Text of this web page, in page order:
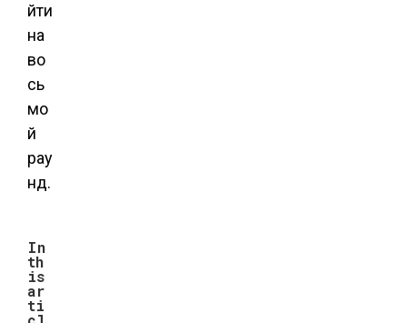
йти
на
во
сь
мо
й
рау
нд.
In
th
is
ar
ti